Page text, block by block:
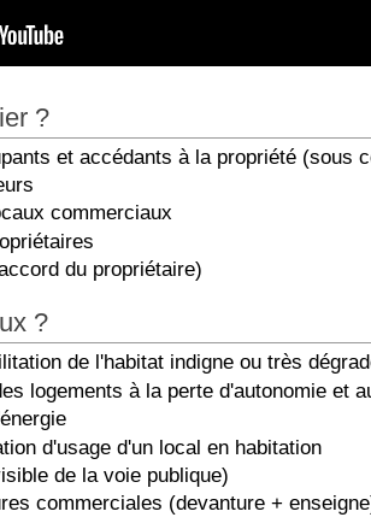
?
et accédants à la propriété (sous
commerciaux
du propriétaire)
?
de l'habitat indigne ou très
logements à la perte d'autonomie et
d'usage d'un local en habitation
de la voie publique)
commerciales (devanture +